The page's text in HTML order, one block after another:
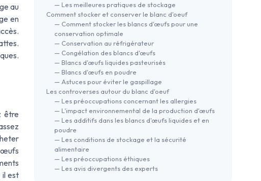
au
en
être
œufs
il est
— Les meilleures pratiques de stockage
Comment stocker et conserver le blanc d'oeuf
— Comment stocker les blancs d'œufs pour une
conservation optimale
— Conservation au réfrigérateur
— Congélation des blancs d'œufs
— Blancs d'œufs liquides pasteurisés
— Blancs d'œufs en poudre
— Astuces pour éviter le gaspillage
Les controverses autour du blanc d'oeuf
— Les préoccupations concernant les allergies
— L'impact environnemental de la production d'œufs
— Les additifs dans les blancs d'œufs liquides et en
poudre
— Les conditions de stockage et la sécurité
alimentaire
— Les préoccupations éthiques
— Les avis divergents des experts